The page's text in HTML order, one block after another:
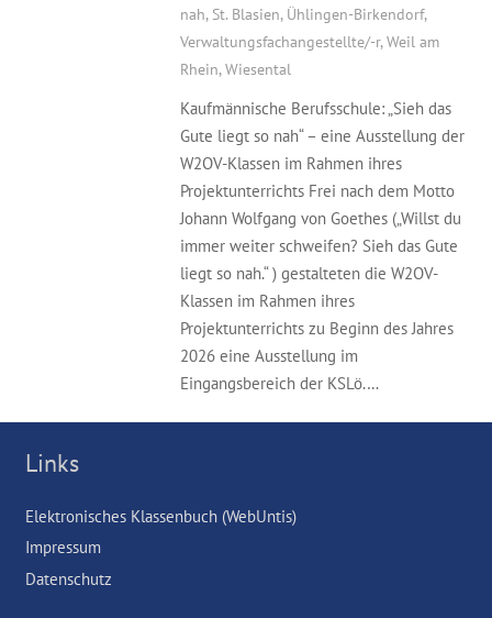
nah, St. Blasien, Ühlingen-Birkendorf,
Verwaltungsfachangestellte/-r, Weil am
Rhein, Wiesental
Kaufmännische Berufsschule: „Sieh das
Gute liegt so nah“ – eine Ausstellung der
W2OV-Klassen im Rahmen ihres
Projektunterrichts Frei nach dem Motto
Johann Wolfgang von Goethes („Willst du
immer weiter schweifen? Sieh das Gute
liegt so nah.“ ) gestalteten die W2OV-
Klassen im Rahmen ihres
Projektunterrichts zu Beginn des Jahres
2026 eine Ausstellung im
Eingangsbereich der KSLö.…
Links
Elektronisches Klassenbuch (WebUntis)
Impressum
Datenschutz